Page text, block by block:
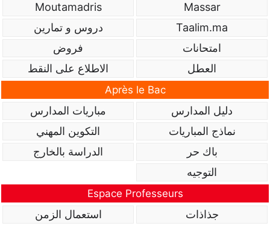
Massar
Moutamadris
Taalim.ma
دروس و تمارين
امتحانات
فروض
العطل
الاطلاع على النقط
Après le Bac
دليل المدارس
مباريات المدارس
نماذج المباريات
التكوين المهني
باك حر
الدراسة بالخارج
التوجيه
Espace Professeurs
جذاذات استعمال الزمن